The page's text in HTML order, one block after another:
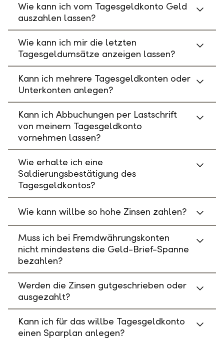
Wie kann ich vom Tagesgeldkonto Geld
auszahlen lassen?
Wie kann ich mir die letzten
Tagesgeldumsätze anzeigen lassen?
Kann ich mehrere Tagesgeldkonten oder
Unterkonten anlegen?
Kann ich Abbuchungen per Lastschrift
von meinem Tagesgeldkonto
vornehmen lassen?
Wie erhalte ich eine
Saldierungsbestätigung des
Tagesgeldkontos?
Wie kann willbe so hohe Zinsen zahlen?
Muss ich bei Fremdwährungskonten
nicht mindestens die Geld-Brief-Spanne
bezahlen?
Werden die Zinsen gutgeschrieben oder
ausgezahlt?
Kann ich für das willbe Tagesgeldkonto
einen Sparplan anlegen?